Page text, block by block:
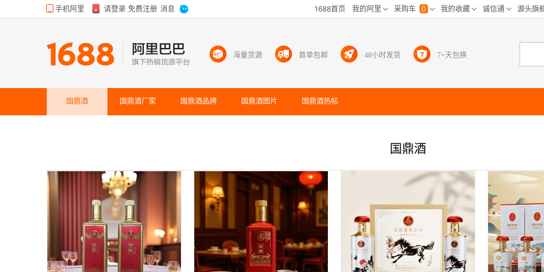
海量货源 首单包邮 48小时发货 7+天包换
国鼎酒 国鼎酒厂家 国鼎酒品牌 国鼎酒图片 国鼎酒热帖
国鼎酒